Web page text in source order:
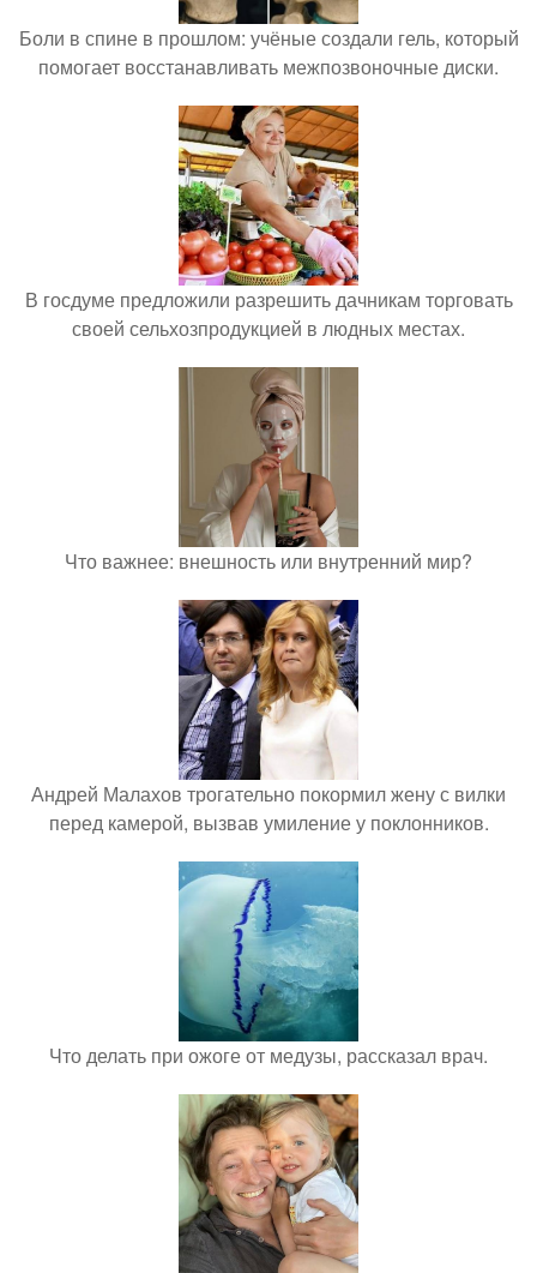
Боли в спине в прошлом: учёные создали гель, который
помогает восстанавливать межпозвоночные диски.
В госдуме предложили разрешить дачникам торговать
своей сельхозпродукцией в людных местах.
Что важнее: внешность или внутренний мир?
Андрей Малахов трогательно покормил жену с вилки
перед камерой, вызвав умиление у поклонников.
Что делать при ожоге от медузы, рассказал врач.